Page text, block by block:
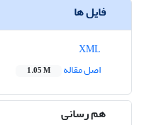
فایل ها
اصل مقاله
1.05 M
هم رسانی